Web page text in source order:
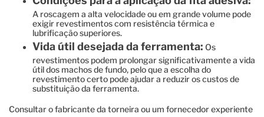
A roscagem a alta velocidade ou em grande volume pode
exigir revestimentos com resistência térmica e
lubrificação superiores.
Vida útil desejada da ferramenta: Os
revestimentos podem prolongar significativamente a vida
útil dos machos de fundo, pelo que a escolha do
revestimento certo pode ajudar a reduzir os custos de
substituição da ferramenta.
Consultar o fabricante da torneira ou um fornecedor experiente